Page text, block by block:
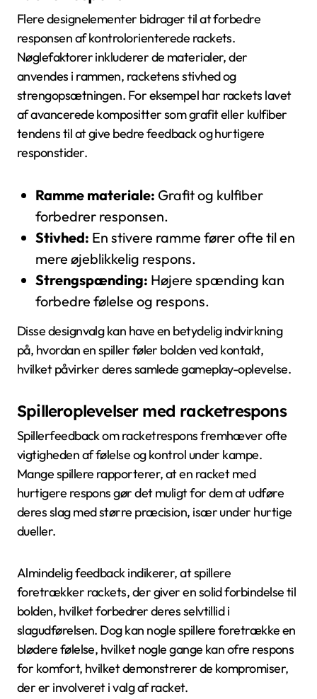
Flere designelementer bidrager til at forbedre
responsen af kontrolorienterede rackets.
Nøglefaktorer inkluderer de materialer, der
anvendes i rammen, racketens stivhed og
strengopsætningen. For eksempel har rackets lavet
af avancerede kompositter som grafit eller kulfiber
tendens til at give bedre feedback og hurtigere
responstider.
Ramme materiale: Grafit og kulfiber
forbedrer responsen.
Stivhed: En stivere ramme fører ofte til en
mere øjeblikkelig respons.
Strengspænding: Højere spænding kan
forbedre følelse og respons.
Disse designvalg kan have en betydelig indvirkning
på, hvordan en spiller føler bolden ved kontakt,
hvilket påvirker deres samlede gameplay-oplevelse.
Spilleroplevelser med racketrespons
Spillerfeedback om racketrespons fremhæver ofte
vigtigheden af følelse og kontrol under kampe.
Mange spillere rapporterer, at en racket med
hurtigere respons gør det muligt for dem at udføre
deres slag med større præcision, især under hurtige
dueller.
Almindelig feedback indikerer, at spillere
foretrækker rackets, der giver en solid forbindelse til
bolden, hvilket forbedrer deres selvtillid i
slagudførelsen. Dog kan nogle spillere foretrække en
blødere følelse, hvilket nogle gange kan ofre respons
for komfort, hvilket demonstrerer de kompromiser,
der er involveret i valg af racket.